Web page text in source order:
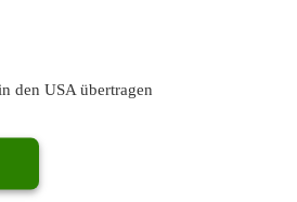
den USA übertragen